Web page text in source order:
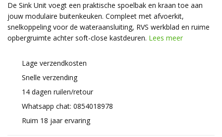
De Sink Unit voegt een praktische spoelbak en kraan toe aan
jouw modulaire buitenkeuken. Compleet met afvoerkit,
snelkoppeling voor de wateraansluiting, RVS werkblad en ruime
opbergruimte achter soft-close kastdeuren. Lees meer
Lage verzendkosten
Snelle verzending
14 dagen ruilen/retour
Whatsapp chat: 0854018978
Ruim 18 jaar ervaring